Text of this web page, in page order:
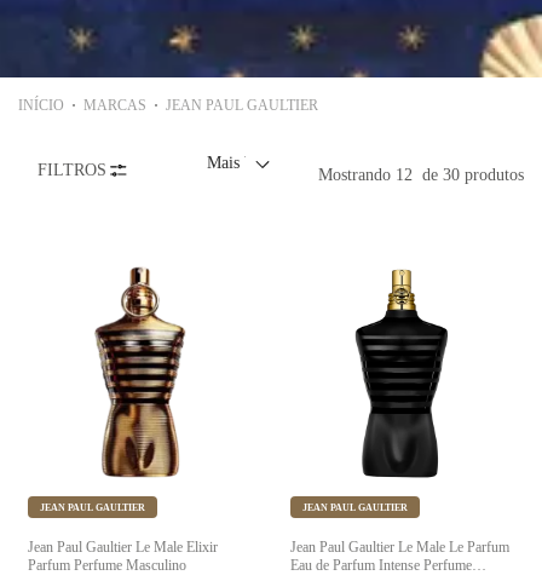
INÍCIO MARCAS JEAN PAUL GAULTIER
FILTROS Mostrando 12 de 30 produtos
JEAN PAUL GAULTIER
Jean Paul Gaultier Le Male Elixir
Parfum Perfume Masculino
JEAN PAUL GAULTIER
Jean Paul Gaultier Le Male Le Parfum
Eau de Parfum Intense Perfume